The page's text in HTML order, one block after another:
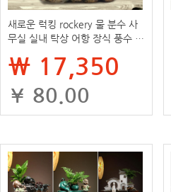
새로운 럭킹 rockery 물 분수 사
무실 실내 탁상 어항 장식 풍수 바
₩ 17,350
¥ 80.00